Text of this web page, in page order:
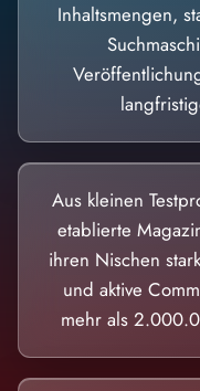
Inhaltsmengen,
Aus kleinen
etablierte
ihren Nischen
und aktive
mehr als